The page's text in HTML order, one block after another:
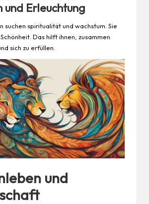
und Erleuchtung
suchen spiritualität und wachstum. Sie
Das hilft ihnen, zusammen
sich zu erfüllen.
und